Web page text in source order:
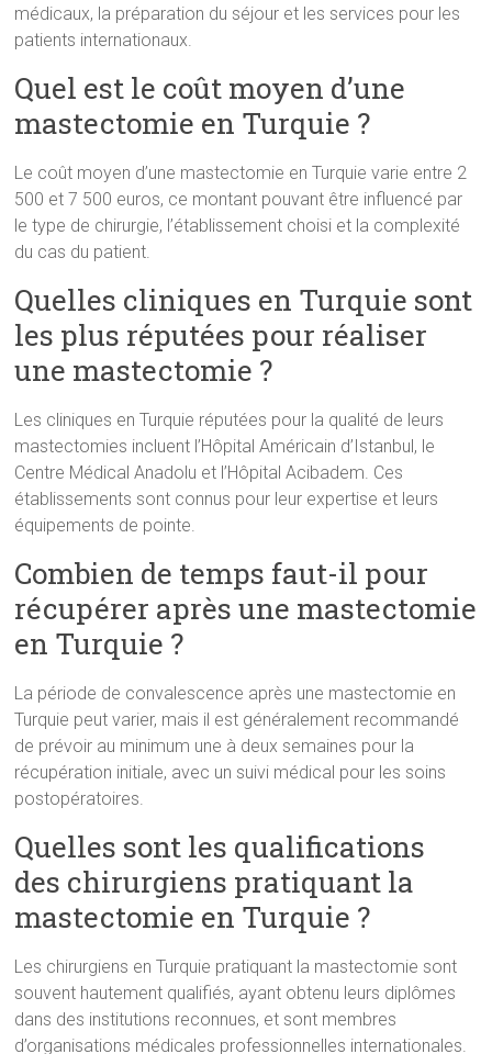
médicaux, la préparation du séjour et les services pour les
patients internationaux.
Quel est le coût moyen d’une
mastectomie en Turquie ?
Le coût moyen d’une mastectomie en Turquie varie entre 2
500 et 7 500 euros, ce montant pouvant être influencé par
le type de chirurgie, l’établissement choisi et la complexité
du cas du patient.
Quelles cliniques en Turquie sont
les plus réputées pour réaliser
une mastectomie ?
Les cliniques en Turquie réputées pour la qualité de leurs
mastectomies incluent l’Hôpital Américain d’Istanbul, le
Centre Médical Anadolu et l’Hôpital Acibadem. Ces
établissements sont connus pour leur expertise et leurs
équipements de pointe.
Combien de temps faut-il pour
récupérer après une mastectomie
en Turquie ?
La période de convalescence après une mastectomie en
Turquie peut varier, mais il est généralement recommandé
de prévoir au minimum une à deux semaines pour la
récupération initiale, avec un suivi médical pour les soins
postopératoires.
Quelles sont les qualifications
des chirurgiens pratiquant la
mastectomie en Turquie ?
Les chirurgiens en Turquie pratiquant la mastectomie sont
souvent hautement qualifiés, ayant obtenu leurs diplômes
dans des institutions reconnues, et sont membres
d’organisations médicales professionnelles internationales.